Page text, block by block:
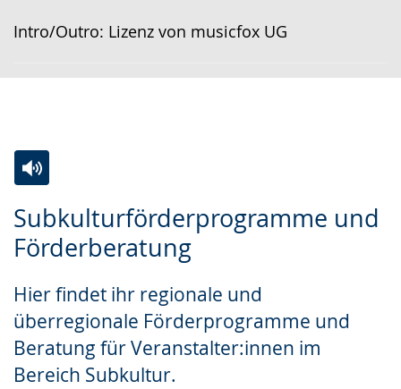
Intro/Outro: Lizenz von musicfox UG
Subkulturförderprogramme und
Förderberatung
Hier findet ihr regionale und
überregionale Förderprogramme und
Beratung für Veranstalter:innen im
Bereich Subkultur.
Leichten
Sprache
Audio-
Unterstützung.
Video
in
Gebärdensprache
wird
angezeigt.